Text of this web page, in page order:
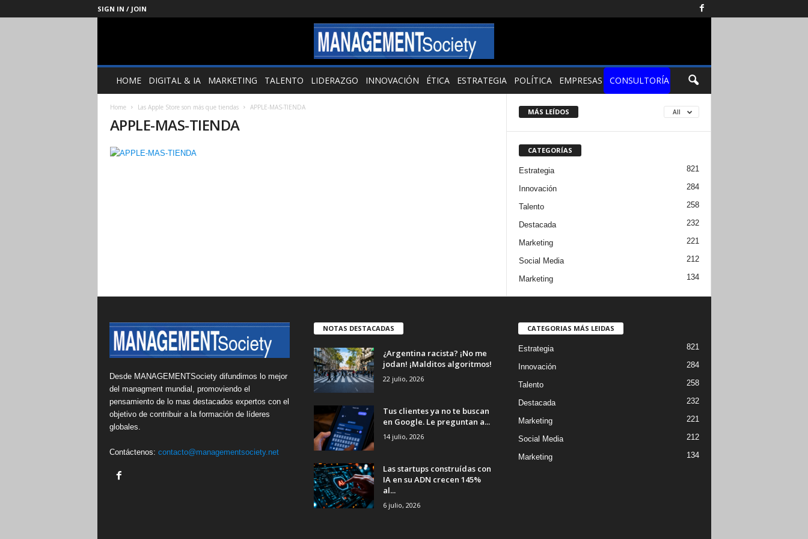
SIGN IN / JOIN
Management
SocietyHOME DIGITAL & IA MARKETING TALENTO LIDERAZGO INNOVACIÓN ÉTICA ESTRATEGIA POLÍTICA EMPRESAS CONSULTORÍA
Home Las Apple Store son más que tiendas APPLE-MAS-TIENDA
APPLE-MAS-TIENDA
MÁS LEÍDOS All
CATEGORÍAS
Estrategia 821
Innovación 284
Talento 258
Destacada 232
Marketing 221
Social Media 212
Marketing 134
Desde MANAGEMENTSociety difundimos lo mejor
del managment mundial, promoviendo el
pensamiento de lo mas destacados expertos con el
objetivo de contribuir a la formación de líderes
globales.
Contáctenos: contacto@managementsociety.net
NOTAS DESTACADAS
¿Argentina racista? ¡No me
jodan! ¡Malditos algoritmos!
22 julio, 2026
Tus clientes ya no te buscan
en Google. Le preguntan a...
14 julio, 2026
Las startups construídas con
IA en su ADN crecen 145%
al...
6 julio, 2026
CATEGORIAS MÁS LEIDAS
Estrategia 821
Innovación 284
Talento 258
Destacada 232
Marketing 221
Social Media 212
Marketing 134